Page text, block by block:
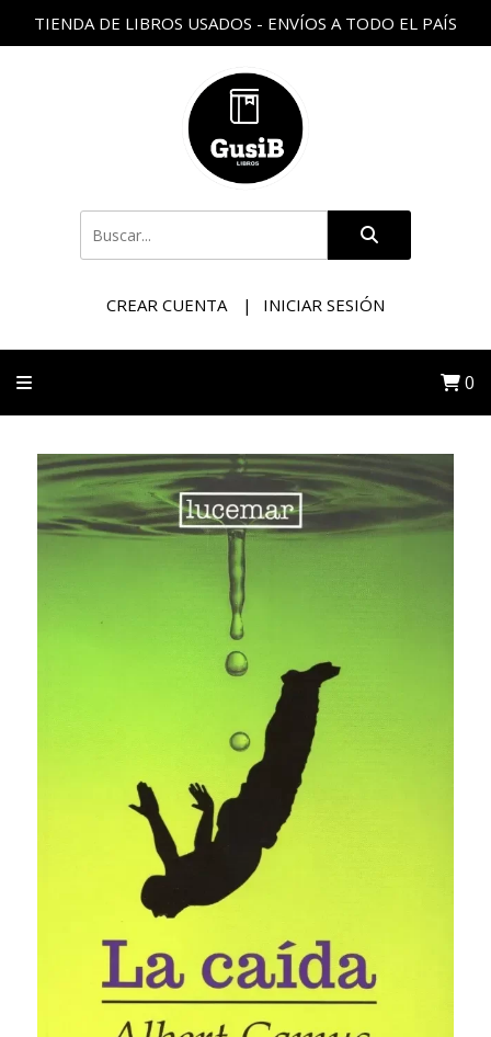
TIENDA DE LIBROS USADOS - ENVÍOS A TODO EL PAÍS
CREAR CUENTA INICIAR SESIÓN
0